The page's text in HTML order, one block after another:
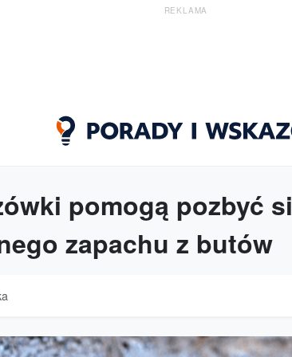
REKLAMA
pomogą pozbyć
zapachu z butów